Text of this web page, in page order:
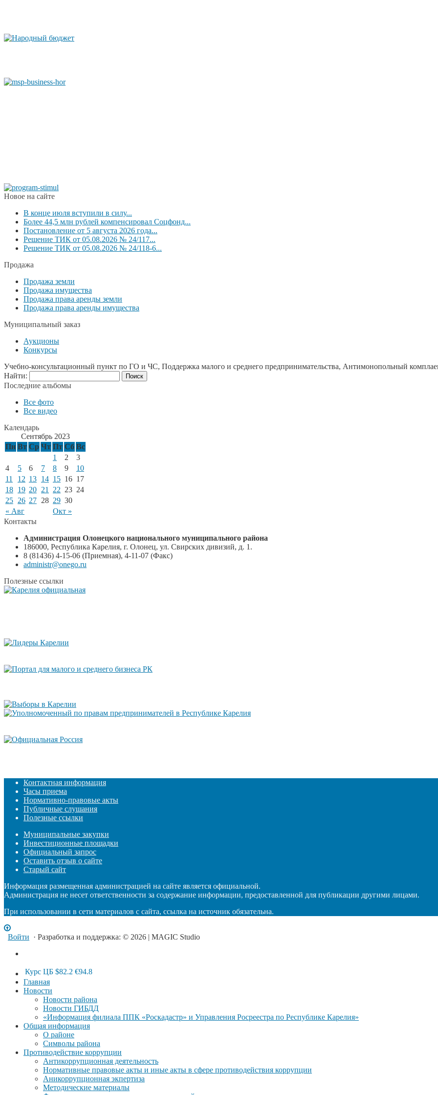
Новое на сайте
В конце июля вступили в силу...
Более 44,5 млн рублей компенсировал Соцфонд...
Постановление от 5 августа 2026 года...
Решение ТИК от 05.08.2026 № 24/117...
Решение ТИК от 05.08.2026 № 24/118-6...
Продажа
Продажа земли
Продажа имущества
Продажа права аренды земли
Продажа права аренды имущества
Муниципальный заказ
Аукционы
Конкурсы
Учебно-консультационный пункт по ГО и ЧС, Поддержка малого и среднего предпринимательства, Антимонопольный
Найти:
Последние альбомы
Все фото
Все видео
Календарь
Сентябрь 2023
Пн Вт Ср Чт Пт Сб Вс
« Авг Окт »
1 2
3
4
5 6 7 8 9
10
11
12 13 14 15 16 17
18 19 20 21 22 23 24
25 26 27 28 29 30
Контакты
Администрация Олонецкого национального муниципального района
186000, Республика Карелия, г. Олонец, ул. Свирских дивизий, д. 1.
8 (81436) 4-15-06 (Приемная), 4-11-07 (Факс)
administr@onego.ru
Полезные ссылки
Контактная информация
Часы приема
Нормативно-правовые акты
Публичные слушания
Полезные ссылки
Муниципальные закупки
Инвестиционные площадки
Официальный запрос
Оставить отзыв о сайте
Старый сайт
Информация размещенная администрацией на сайте является официальной.
Администрация не несет ответственности за содержание информации, предоставленной для публикации другими лицами.
При использовании в сети материалов с сайта, ссылка на источник обязательна.
Войти · Разработка и поддержка: © 2026 | MAGIC Studio
Курс ЦБ $82.2 €94.8
Главная
Новости
Новости района
Новости ГИБДД
«Информация филиала ППК «Роскадастр» и Управления Росреестра по Республике Карелия»
Общая информация
О районе
Символы района
Противодействие коррупции
Антикоррупционная деятельность
Нормативные правовые акты и иные акты в сфере противодействия коррупции
Аникоррупционная экпертиза
Методические материалы